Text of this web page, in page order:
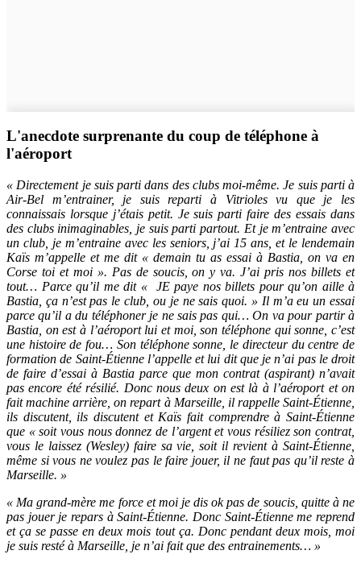
L'anecdote surprenante du coup de téléphone à
l'aéroport
« Directement je suis parti dans des clubs moi-même. Je suis parti à
Air-Bel m’entrainer, je suis reparti à Vitrioles vu que je les
connaissais lorsque j’étais petit. Je suis parti faire des essais dans
des clubs inimaginables, je suis parti partout. Et je m’entraine avec
un club, je m’entraine avec les seniors, j’ai 15 ans, et le lendemain
Kaïs m’appelle et me dit « demain tu as essai à Bastia, on va en
Corse toi et moi ». Pas de soucis, on y va. J’ai pris nos billets et
tout… Parce qu’il me dit « JE paye nos billets pour qu’on aille à
Bastia, ça n’est pas le club, ou je ne sais quoi. » Il m’a eu un essai
parce qu’il a du téléphoner je ne sais pas qui… On va pour partir à
Bastia, on est à l’aéroport lui et moi, son téléphone qui sonne, c’est
une histoire de fou… Son téléphone sonne, le directeur du centre de
formation de Saint-Étienne l’appelle et lui dit que je n’ai pas le droit
de faire d’essai à Bastia parce que mon contrat (aspirant) n’avait
pas encore été résilié. Donc nous deux on est là à l’aéroport et on
fait machine arrière, on repart à Marseille, il rappelle Saint-Étienne,
ils discutent, ils discutent et Kaïs fait comprendre à Saint-Étienne
que « soit vous nous donnez de l’argent et vous résiliez son contrat,
vous le laissez (Wesley) faire sa vie, soit il revient à Saint-Étienne,
même si vous ne voulez pas le faire jouer, il ne faut pas qu’il reste à
Marseille. »
« Ma grand-mère me force et moi je dis ok pas de soucis, quitte à ne
pas jouer je repars à Saint-Étienne. Donc Saint-Étienne me reprend
et ça se passe en deux mois tout ça. Donc pendant deux mois, moi
je suis resté à Marseille, je n’ai fait que des entrainements… »